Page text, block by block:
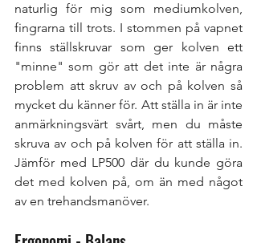
naturlig för mig som mediumkolven,
fingrarna till trots. I stommen på vapnet
finns ställskruvar som ger kolven ett
"minne" som gör att det inte är några
problem att skruv av och på kolven så
mycket du känner för. Att ställa in är inte
anmärkningsvärt svårt, men du måste
skruva av och på kolven för att ställa in.
Jämför med LP500 där du kunde göra
det med kolven på, om än med något
av en trehandsmanöver.